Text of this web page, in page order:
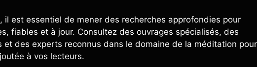
est essentiel de mener des recherches approfondies pour
fiables et à jour. Consultez des ouvrages spécialisés, des
des experts reconnus dans le domaine de la méditation pour
à vos lecteurs.